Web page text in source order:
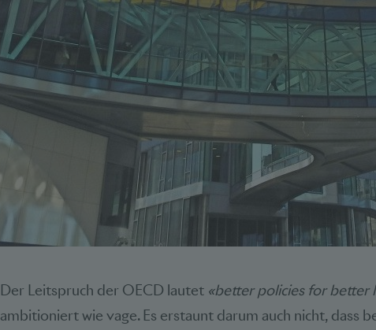
Der Leitspruch der OECD lautet «better policies for better
ambitioniert wie vage. Es erstaunt darum auch nicht, dass